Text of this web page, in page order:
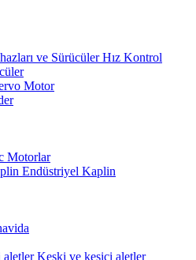
Hız Kontrol
Motor
Motorlar
Endüstriyel Kaplin
Keski ve kesici aletler